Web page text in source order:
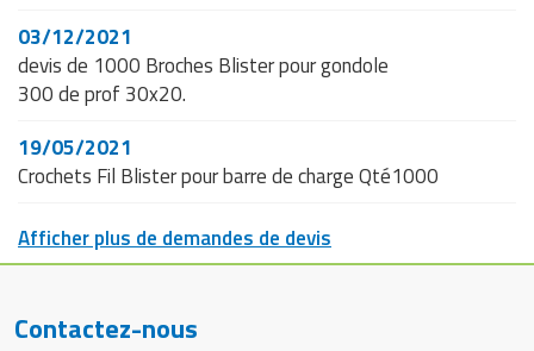
03/12/2021
devis de 1000 Broches Blister pour gondole
300 de prof 30x20.
19/05/2021
Crochets Fil Blister pour barre de charge Qté1000
Afficher plus de demandes de devis
Contactez-nous